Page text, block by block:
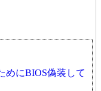
めにBIOS偽装して